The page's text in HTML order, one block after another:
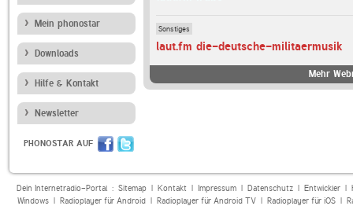
Mein phonostar
Downloads
Hilfe & Kontakt
Newsletter
PHONOSTAR AUF
Sonstiges
laut.fm die-deutsche-militaermusik
Mehr
Dein Internetradio-Portal : Sitemap| Kontakt| Impressum| Datenschutz| Entwickler|
Windows| Radioplayer für Android| Radioplayer für Android TV| Radioplayer für iOS|